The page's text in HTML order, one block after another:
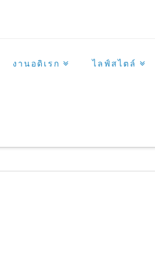
งานอดิเรก ไลฟ์สไตล์